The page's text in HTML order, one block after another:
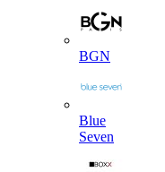
BGN
Blue
Seven